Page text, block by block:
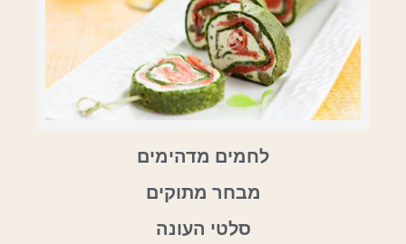
לחמים מדהימים
מבחר מתוקים
סלטי העונה